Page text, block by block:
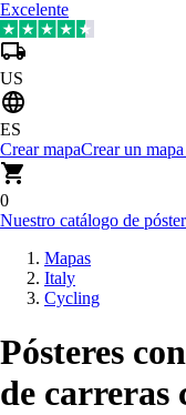
Excelente
US
ES
Crear mapaCrear un
0
Nuestro catálogo de
Mapas
Italy
Cycling
Pósteres
de